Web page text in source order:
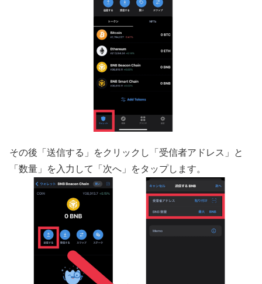
その後「送信する」をクリックし「受信者アドレス」と
「数量」を入力して「次へ」をタップします。